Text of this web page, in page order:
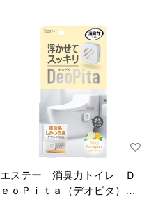
エステー 消臭力トイレ Ｄ
ｅｏＰｉｔａ（デオピタ）